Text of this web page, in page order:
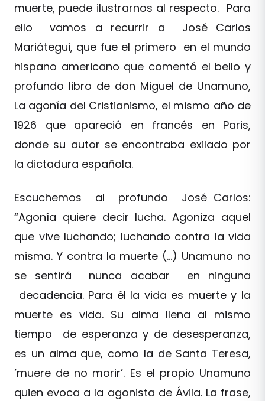
muerte, puede ilustrarnos al respecto. Para
ello vamos a recurrir a José Carlos
Mariátegui, que fue el primero en el mundo
hispano americano que comentó el bello y
profundo libro de don Miguel de Unamuno,
La agonía del Cristianismo, el mismo año de
1926 que apareció en francés en Paris,
donde su autor se encontraba exilado por
la dictadura española.
Escuchemos al profundo José Carlos:
“Agonía quiere decir lucha. Agoniza aquel
que vive luchando; luchando contra la vida
misma. Y contra la muerte (…) Unamuno no
se sentirá nunca acabar en ninguna
decadencia. Para él la vida es muerte y la
muerte es vida. Su alma llena al mismo
tiempo de esperanza y de desesperanza,
es un alma que, como la de Santa Teresa,
’muere de no morir’. Es el propio Unamuno
quien evoca a la agonista de Ávila. La frase,